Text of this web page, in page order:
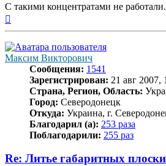
С такими концентратами не
Максим Викторович
Сообщения: 1541
Зарегистрирован: 21 авг 2007,
Страна, Регион, Область:
Город: Северодонецк
Откуда: Украина, г.
Благодарил (а): 253 раза
Поблагодарили: 255 раз
Re: Литье габаритных